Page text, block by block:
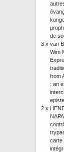
de
3 x van
Wim
from
: an
2 x
carte